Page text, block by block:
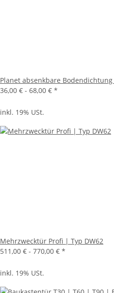
Planet absenkbare
36,00 € - 68,00 € *
inkl. 19% USt.
Mehrzwecktür Profi | Typ DW62
511,00 € - 770,00 € *
inkl. 19% USt.